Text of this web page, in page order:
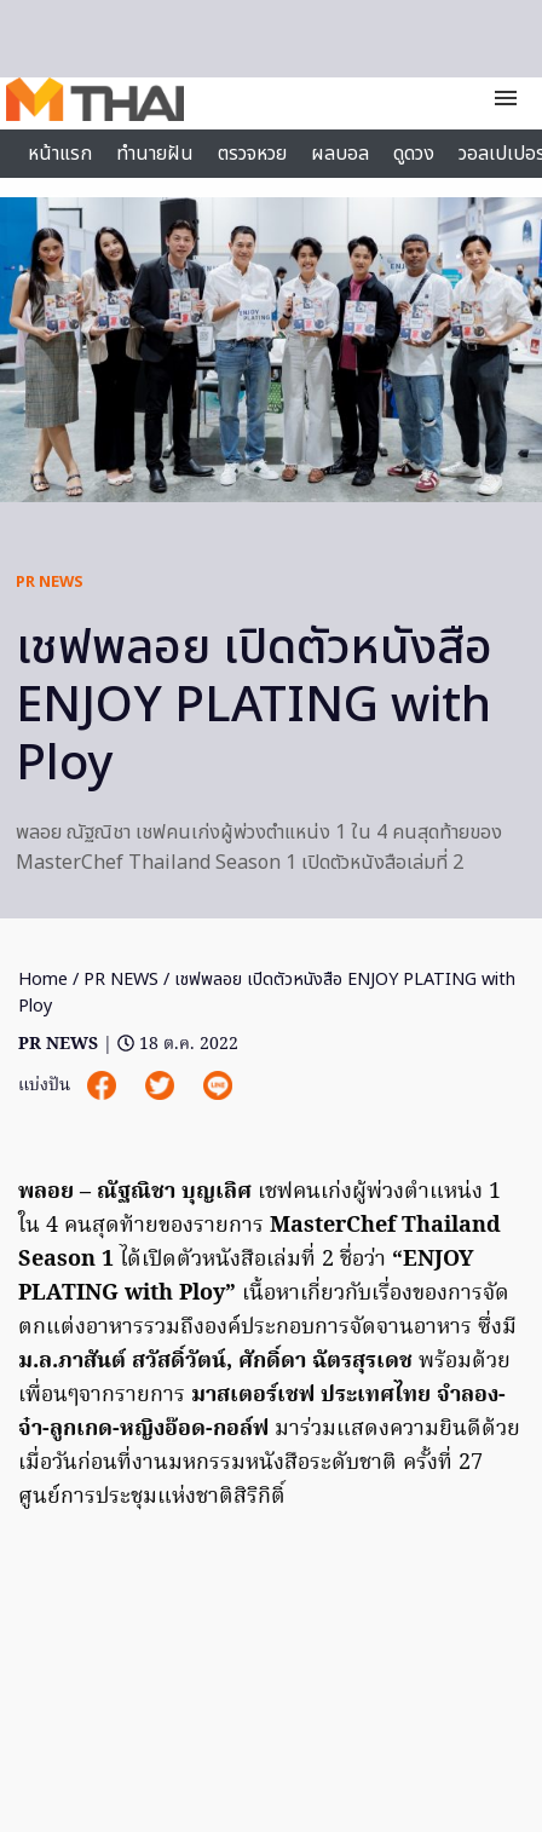
menu
หน้าแรก
ทำนายฝัน ตรวจหวย ผลบอล ดูดวง
วอลเปเป
ไลฟ์สไตล์
PR NEWS
เชฟพลอย เปิดตัวหนังสือ
ENJOY PLATING with
Ploy
พลอย ณัฐณิชา เชฟคนเก่งผู้พ่วงตำแหน่ง 1 ใน 4 คนสุดท้ายของ
MasterChef Thailand Season 1 เปิดตัวหนังสือเล่มที่ 2
Home / PR NEWS / เชฟพลอย เปิดตัวหนังสือ ENJOY PLATING with
Ploy
PR NEWS |
18 ต.ค. 2022
แบ่งปัน
พลอย – ณัฐณิชา บุญเลิศ เชฟคนเก่งผู้พ่วงตำแหน่ง 1
ใน 4 คนสุดท้ายของรายการ MasterChef Thailand
Season 1 ได้เปิดตัวหนังสือเล่มที่ 2 ชื่อว่า “ENJOY
PLATING with Ploy” เนื้อหาเกี่ยวกับเรื่องของการจัด
ตกแต่งอาหารรวมถึงองค์ประกอบการจัดจานอาหาร ซึ่งมี
ม.ล.ภาสันต์ สวัสดิ์วัตน์, ศักดิ์ดา ฉัตรสุรเดชพร้อมด้วย
เพื่อนๆจากรายการ มาสเตอร์เชฟ ประเทศไทย จำลอง-
จ๋า-ลูกเกด-หญิงอ๊อด-กอล์ฟ มาร่วมแสดงความยินดีด้วย
เมื่อวันก่อนที่งานมหกรรมหนังสือระดับชาติ ครั้งที่ 27
ศูนย์การประชุมแห่งชาติสิริกิติ์